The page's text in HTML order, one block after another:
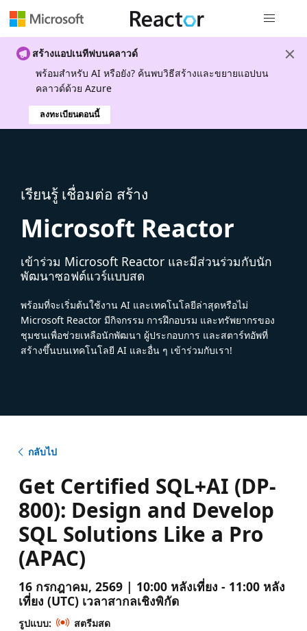
สร้างแอปเนทีฟบนคลาวด์
พร้อมสําหรับ AI หรือยัง? ค้นพบวิธีสร้างและขยายแอปบน
คลาวด์ด้วย Azure
ลงทะเบียนตอนนี้
เรียนรู้ เชื่อมต่อ สร้าง
Microsoft Reactor
เข้าร่วม Microsoft Reactor และมีส่วนร่วมกับนัก
พัฒนาซอฟต์แวร์แบบสด
พร้อมที่จะเริ่มต้นใช้งาน AI และเทคโนโลยีล่าสุดหรือไม่
Microsoft Reactor มีกิจกรรม การฝึกอบรม และทรัพยากรของ
ชุมชนเพื่อช่วยเหลือนักพัฒนา ผู้ประกอบการ และสตาร์ทอัพที่
สร้างขึ้นบนเทคโนโลยี AI และอื่น ๆ เข้าร่วมกับเรา!
กลับไป
Get Certified SQL+AI (DP-
800): Design and Develop
SQL Solutions Like a Pro
(APAC)
16 กรกฎาคม, 2569 | 10:00 หลังเที่ยง - 11:00 หลัง
เที่ยง (UTC) เวลาสากลเชิงพิกัด
รูปแบบ:
สตรีมสด